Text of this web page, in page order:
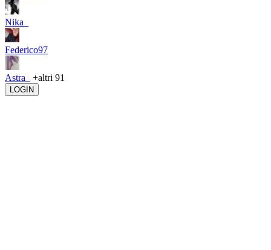
Nika_
Federico97
Astra_ +altri 91
LOGIN